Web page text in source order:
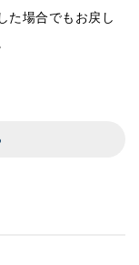
た場合でもお戻し